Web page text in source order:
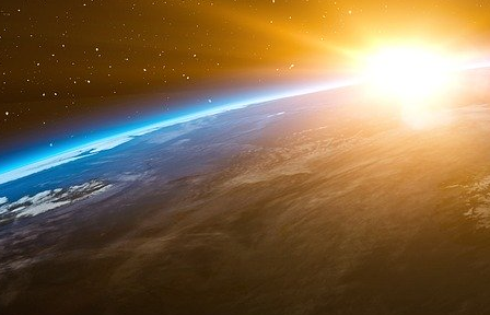
Pim Valdre codirige le programme « Net Zero
Nature and Climate du WEF.Elle a soutenu
York en travaillant sur les défis du
Bureau exécutif du Secrétaire général des
l’Assemblée générale des Nations Unies.
Mona Juul occupait le poste d’ambassadrice de
Au printemps 2011, les assistants de la famille
d’organiser un vol privé vers les Bermudes.
L’assistante Jilla Moazami (Assistante
écrit au bureau d’Epstein : « En tant que